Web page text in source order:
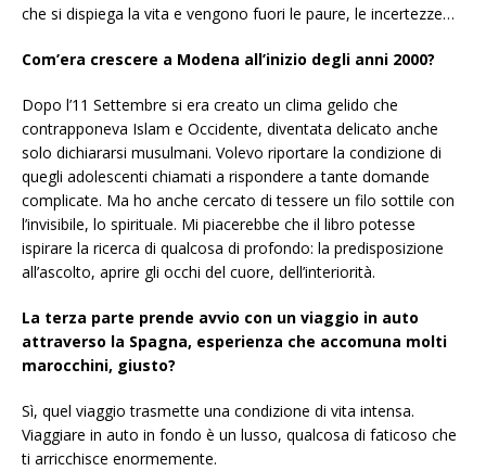
che si dispiega la vita e vengono fuori le paure, le incertezze…
Com’era crescere a Modena all’inizio degli anni 2000?
Dopo l’11 Settembre si era creato un clima gelido che
contrapponeva Islam e Occidente, diventata delicato anche
solo dichiararsi musulmani. Volevo riportare la condizione di
quegli adolescenti chiamati a rispondere a tante domande
complicate. Ma ho anche cercato di tessere un filo sottile con
l’invisibile, lo spirituale. Mi piacerebbe che il libro potesse
ispirare la ricerca di qualcosa di profondo: la predisposizione
all’ascolto, aprire gli occhi del cuore, dell’interiorità.
La terza parte prende avvio con un viaggio in auto
attraverso la Spagna, esperienza che accomuna molti
marocchini, giusto?
Sì, quel viaggio trasmette una condizione di vita intensa.
Viaggiare in auto in fondo è un lusso, qualcosa di faticoso che
ti arricchisce enormemente.